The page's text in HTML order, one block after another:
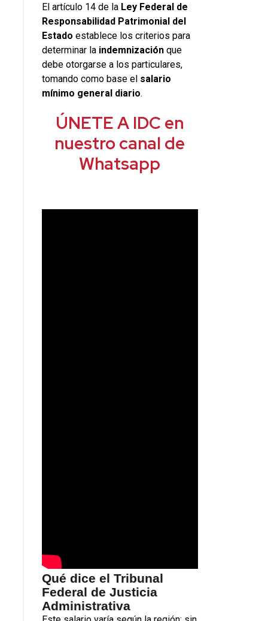
El artículo 14 de la Ley Federal de
Responsabilidad Patrimonial del
Estado establece los criterios para
determinar la indemnizaciónque
debe otorgarse a los particulares,
tomando como base el salario
mínimo general diario.
ÚNETE A IDC en
nuestro canal de
Whatsapp
Qué dice el Tribunal
Federal de Justicia
Administrativa